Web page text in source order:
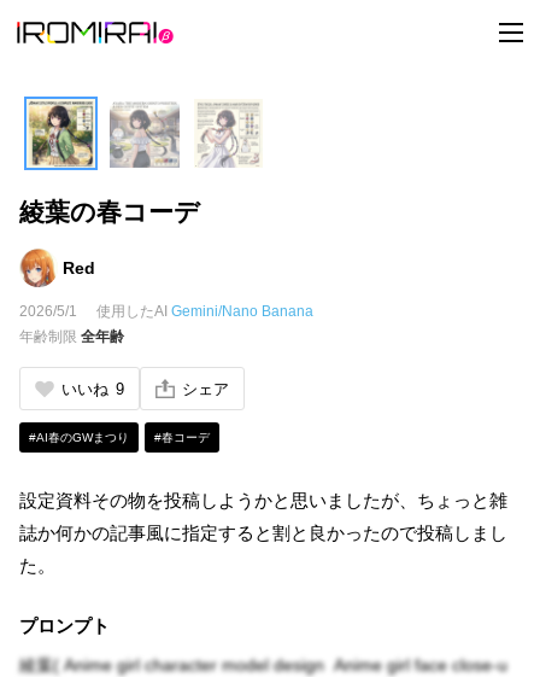
t
o
綾葉の春コーデ
Red
2026/5/1 使用したAI Gemini/Nano Banana
年齢制限 全年齢
いいね 9 シェア
#AI春のGWまつり #春コーデ
設定資料その物を投稿しようかと思いましたが、ちょっと雑
誌か何かの記事風に指定すると割と良かったので投稿しまし
た。
プロンプト
綾葉( Anime girl character model design Anime girl face close-u